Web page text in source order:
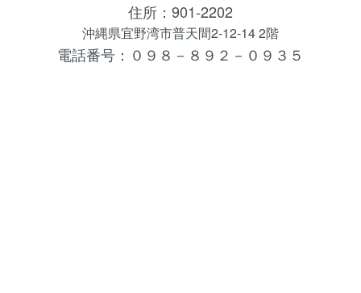
住所：901-2202
沖縄県宜野湾市普天間2-12-14 2階
電話番号：０９８－８９２－０９３５